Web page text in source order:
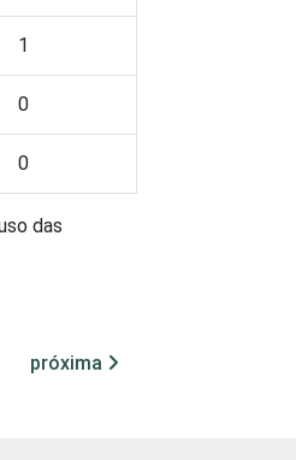
1
0
0
das
próxima